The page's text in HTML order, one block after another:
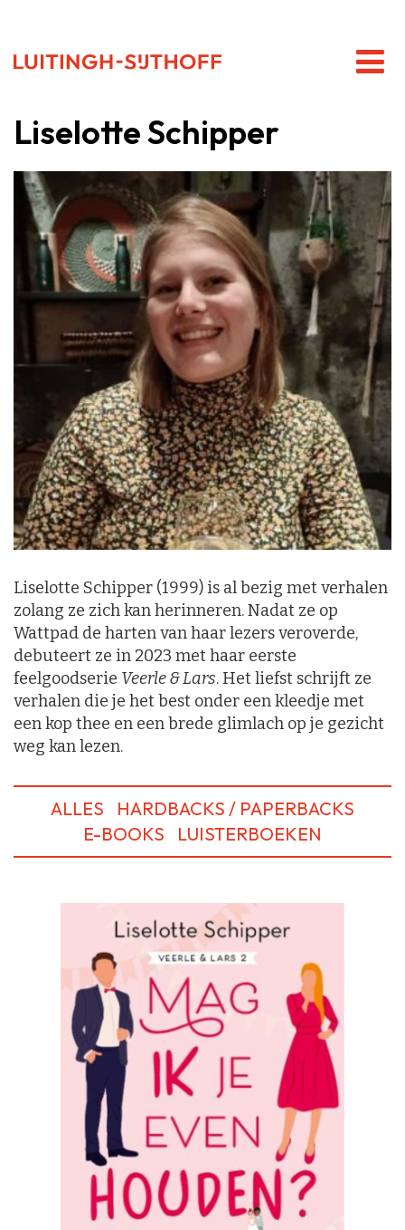
Liselotte Schipper
Liselotte Schipper (1999) is al bezig met verhalen
zolang ze zich kan herinneren. Nadat ze op
Wattpad de harten van haar lezers veroverde,
debuteert ze in 2023 met haar eerste
feelgoodserie Veerle & Lars. Het liefst schrijft ze
verhalen die je het best onder een kleedje met
een kop thee en een brede glimlach op je gezicht
weg kan lezen.
ALLES
HARDBACKS / PAPERBACKS
E-BOOKS
LUISTERBOEKEN